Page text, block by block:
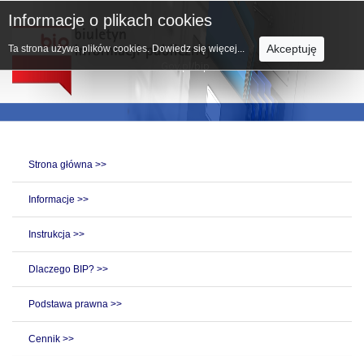
Strona główna >>
Informacje >>
Instrukcja >>
Dlaczego BIP? >>
Podstawa prawna >>
Cennik >>
Informacje o plikach cookies
Ta strona używa plików cookies. Dowiedz się więcej... Akceptuję